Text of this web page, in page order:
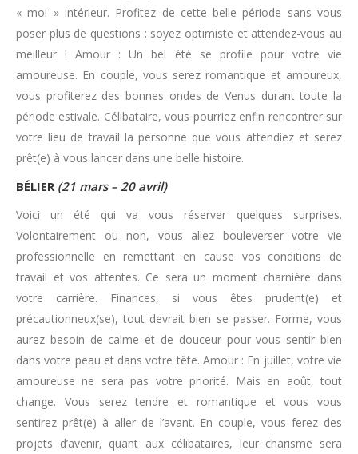
« moi » intérieur. Profitez de cette belle période sans vous
poser plus de questions : soyez optimiste et attendez-vous au
meilleur ! Amour : Un bel été se profile pour votre vie
amoureuse. En couple, vous serez romantique et amoureux,
vous profiterez des bonnes ondes de Venus durant toute la
période estivale. Célibataire, vous pourriez enfin rencontrer sur
votre lieu de travail la personne que vous attendiez et serez
prêt(e) à vous lancer dans une belle histoire.
BÉLIER (21 mars – 20 avril)
Voici un été qui va vous réserver quelques surprises.
Volontairement ou non, vous allez bouleverser votre vie
professionnelle en remettant en cause vos conditions de
travail et vos attentes. Ce sera un moment charnière dans
votre carrière. Finances, si vous êtes prudent(e) et
précautionneux(se), tout devrait bien se passer. Forme, vous
aurez besoin de calme et de douceur pour vous sentir bien
dans votre peau et dans votre tête. Amour : En juillet, votre vie
amoureuse ne sera pas votre priorité. Mais en août, tout
change. Vous serez tendre et romantique et vous vous
sentirez prêt(e) à aller de l’avant. En couple, vous ferez des
projets d’avenir, quant aux célibataires, leur charisme sera